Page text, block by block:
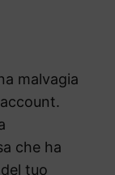
malvagia
che ha
tuo